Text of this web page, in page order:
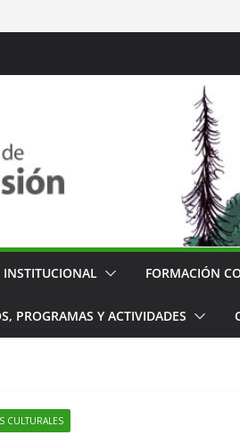
INSTITUCIONAL FORMACIÓN
PROGRAMAS Y ACTIVIDADES
CULTURALES